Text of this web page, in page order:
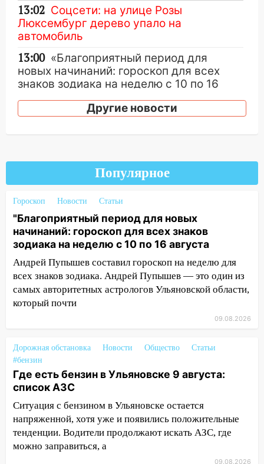
13:02 Соцсети: на улице Розы
Люксембург дерево упало на
автомобиль
13:00 «Благоприятный период для
новых начинаний: гороскоп для всех
знаков зодиака на неделю с 10 по 16
августа
13:00 На проспекте Тюленева в
12:11 Где есть бензин в Ульяновске 9
августа: список АЗС
11:55 Соцсети: светофор упал на
машину во время сильного ливня в
Ульяновске
11:00
В Ульяновской области люди в
СНТ сидят без света
10:13 Прокуратура подвела итоги
движение трамваев в Ульяновске
09:15 Ураган, изнасилование ребенка,
автоподставы и атака беспилотников:
важные итоги прошедшей недели в
Ульяновской области
08:20 В Ульяновске восстановили
трамвайную и троллейбусную
Другие новости
Популярное
Гороскоп Новости Статьи
"Благоприятный период для новых
начинаний: гороскоп для всех знаков
зодиака на неделю с 10 по 16 августа
Андрей Пупышев составил гороскоп на неделю для
всех знаков зодиака. Андрей Пупышев — это один из
самых авторитетных астрологов Ульяновской области,
который почти
09.08.2026
Дорожная обстановка Новости Общество
Статьи
#бензин
Где есть бензин в Ульяновске 9 августа:
список АЗС
Ситуация с бензином в Ульяновске остается
напряженной, хотя уже и появились положительные
тенденции. Водители продолжают искать АЗС, где
можно заправиться, а
09.08.2026